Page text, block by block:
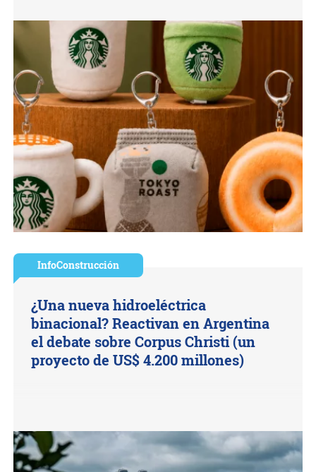
InfoConstrucción
¿Una nueva hidroeléctrica
binacional? Reactivan en Argentina
el debate sobre Corpus Christi (un
proyecto de US$ 4.200 millones)